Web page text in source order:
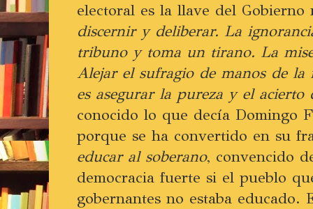
electoral es la llave del
discernir y deliberar. La
tribuno y toma un tirano. La
Alejar el sufragio de manos de
es asegurar la pureza y el acierto
conocido lo que decía Domingo
porque se ha convertido en su
educar al soberano, convencido
democracia fuerte si el pueblo
gobernantes no estaba educado.